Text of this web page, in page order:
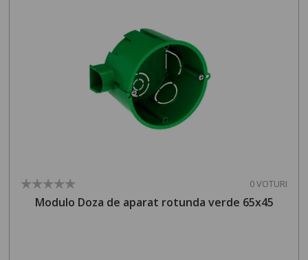
0 VOTURI
Modulo Doza de aparat rotunda verde 65x45